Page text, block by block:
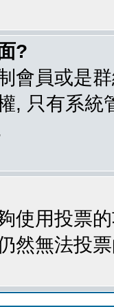
?
會員或是
, 只有系
使用投票
然無法投